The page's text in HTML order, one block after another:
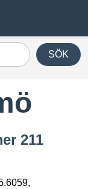
SÖK
211